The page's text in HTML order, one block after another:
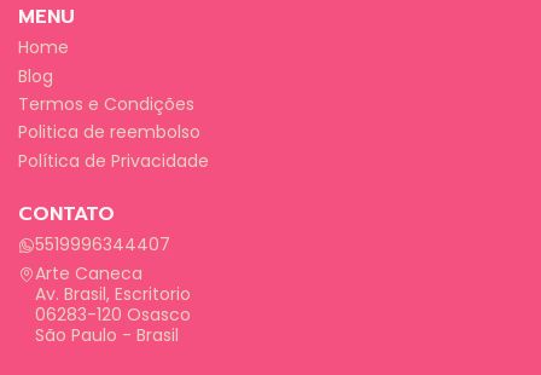
MENU
Home
Blog
Termos e Condições
Politica de reembolso
Política de Privacidade
CONTATO
5519996344407
Arte Caneca
Av. Brasil, Escritorio
06283-120 Osasco
São Paulo - Brasil